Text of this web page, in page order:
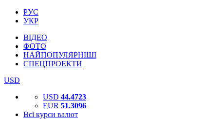
РУС
УКР
ВІДЕО
ФОТО
НАЙПОПУЛЯРНІШІ
СПЕЦПРОЕКТИ
USD
USD 44.4723
EUR 51.3096
Всі курси валют